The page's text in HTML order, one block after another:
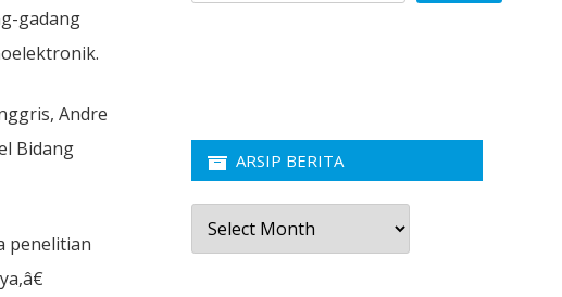
gadang
Andre
Bidang
penelitian
ARSIP BERITA
Arsip
Berita